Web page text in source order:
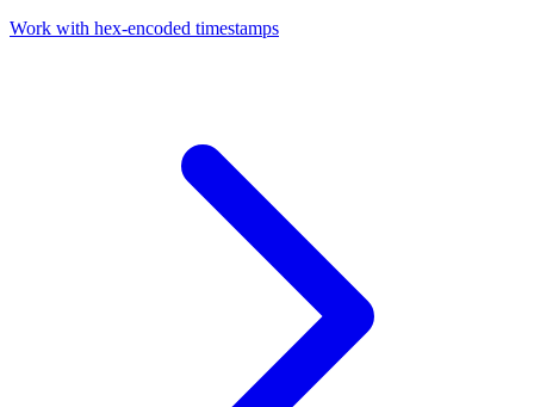
Work with hex-encoded timestamps